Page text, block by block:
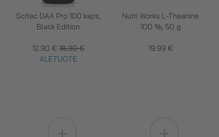
Scitec DAA Pro 100 kaps,
Black Edition
12.90 € 18.90 €
ALETUOTE
Nutri Works L-Theanine
100 %, 50 g
19.99 €